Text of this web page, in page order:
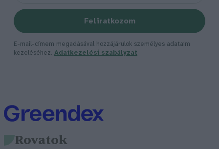
Feliratkozom
E-mail-címem megadásával hozzájárulok személyes adataim
kezeléséhez. Adatkezelési szabályzat
Rovatok